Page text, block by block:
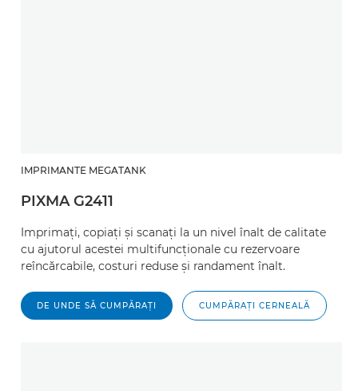
IMPRIMANTE MEGATANK
PIXMA G2411
Imprimaţi, copiaţi şi scanaţi la un nivel înalt de calitate
cu ajutorul acestei multifuncţionale cu rezervoare
reîncărcabile, costuri reduse şi randament înalt.
DE UNDE SĂ CUMPĂRAŢI CUMPĂRAŢI CERNEALĂ